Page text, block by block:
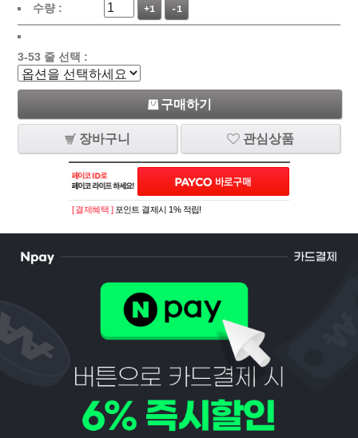
수량 :
+1 -1
3-53 줄 선택 :
구매하기
장바구니 관심상품
[ 결제혜택 ] 포인트 결제시 1% 적립!